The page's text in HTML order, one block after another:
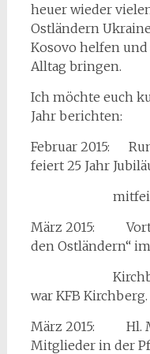
heuer wieder
Ostländern
Kosovo helfen
Alltag bringen.
Ich möchte euch
Jahr berichten:
Februar 2015:
feiert 25 Jahr
mitfeiern im
März 2015:
den Ostländern“
Kirchberg/
war KFB Kirchberg.
März 2015: Hl.
Mitglieder in der